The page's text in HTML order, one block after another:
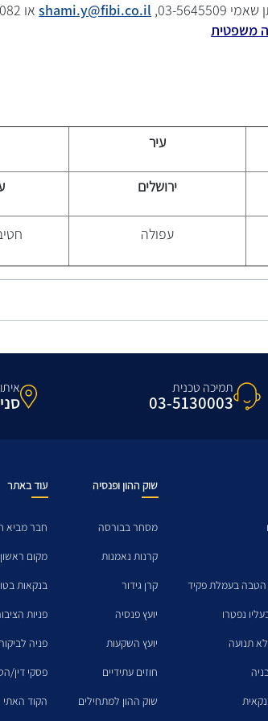
5645509,
shami.y@fibi.co.ilאו 6082*
משפטית
עיר
ירושלים
עפולה
תמיכה טכנית
03-5130003
הטבה בעמלת פקיד
נפטרו
תנועה
שוק ההון ופנסיה
מסחר בבורסה
קרנות נאמנות
קרן גידור
יועץ פנסיה
יועץ השקעות
חוזים עתידיים
שוק ההון למתחילים
עוד באתר
חבר מביא
מקום
בנקאות
פניות
פניה
פסקי דין/
הקוד האתי